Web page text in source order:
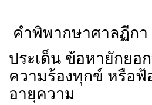
คำพิพากษาศาลฏีก
ประเด็น ข้อหายักยอ
ความร้องทุกข์ หรือฟ้
อายุความ